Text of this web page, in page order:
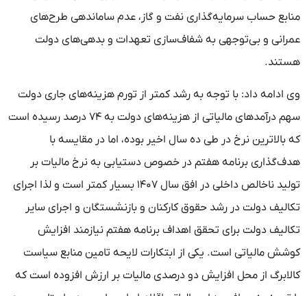
منابع حساب سرمایه‌گذاری نفت و گاز، عدم ساماندهی طرح‌های
عمرانی و بی‌توجهی به شفاف‌سازی تعهدات و بدهی‌های دولت
هستند.
وی ادامه داد: با توجه به رشد کمتر از تورم هزینه‌های جاری دولت
سهم درآمد‌های مالیاتی از هزینه‌های دولت به ۷۴ درصد رسیده است
که بالاترین نرخ در طی ده سال اخیر بوده، اما در مقایسه با
هدف‌گذاری برنامه هفتم در خصوص دستیابی به نرخ مالیات بر
تولید ناخالص داخلی در افق سال ۱۴۰۷ بسیار کمتر است و لذا اجرای
تکالیف دولت در رشد حقوق کارکنان و بازنشستگان و اجرای سایر
تکالیف دولت برای تحقق اهداف برنامه هفتم نیازمند افزایش
کوشش مالیاتی است. یکی از ابتکارات لایحه تامین منابع سیاست
کالابرگ از محل افزایش دو درصدی مالیات بر ارزش افزوده است که